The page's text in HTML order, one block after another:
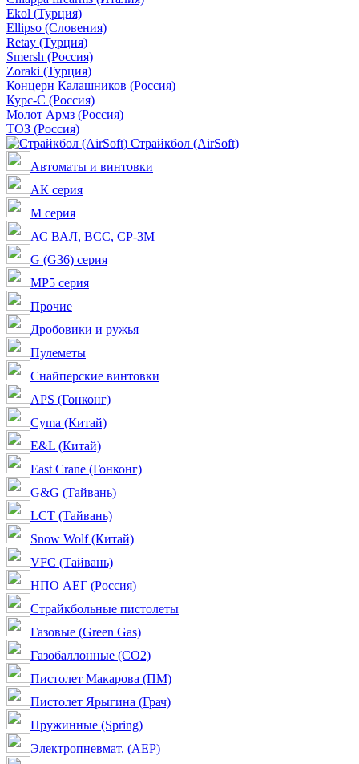
Ekol (Турция)
Ellipso (Словения)
Retay (Турция)
Smersh (Россия)
Zoraki (Турция)
Концерн Калашников (Россия)
Курс-С (Россия)
Молот Армз (Россия)
ТОЗ (Россия)
Страйкбол (AirSoft)
Автоматы и винтовки
АК серия
M серия
АС ВАЛ, ВСС, СР-3М
G (G36) серия
MP5 серия
Прочие
Дробовики и ружья
Пулеметы
Снайперские винтовки
APS (Гонконг)
Cyma (Китай)
E&L (Китай)
East Crane (Гонконг)
G&G (Тайвань)
LCT (Тайвань)
Snow Wolf (Китай)
VFC (Тайвань)
НПО АЕГ (Россия)
Страйкбольные пистолеты
Газовые (Green Gas)
Газобаллонные (CO2)
Пистолет Макарова (ПМ)
Пистолет Ярыгина (Грач)
Пружинные (Spring)
Электропневмат. (AEP)